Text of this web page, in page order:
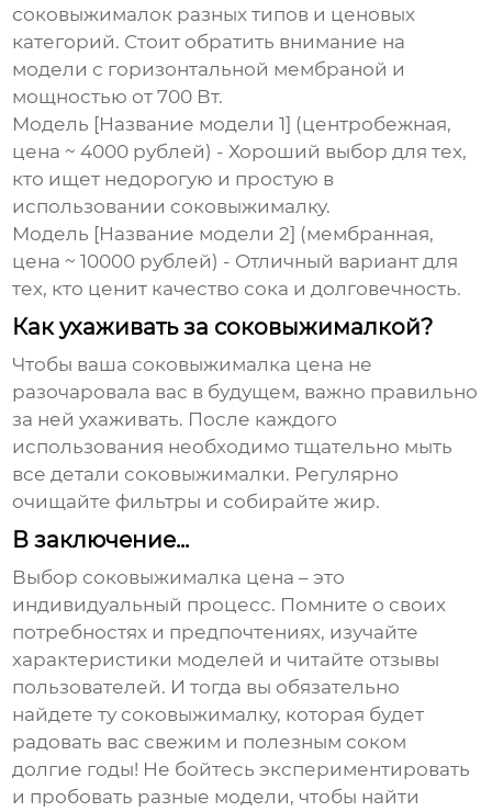
соковыжималок разных типов и ценовых
категорий. Стоит обратить внимание на
модели с горизонтальной мембраной и
мощностью от 700 Вт.
Модель [Название модели 1] (центробежная,
цена ~ 4000 рублей) - Хороший выбор для тех,
кто ищет недорогую и простую в
использовании соковыжималку.
Модель [Название модели 2] (мембранная,
цена ~ 10000 рублей) - Отличный вариант для
тех, кто ценит качество сока и долговечность.
Как ухаживать за соковыжималкой?
Чтобы ваша соковыжималка цена не
разочаровала вас в будущем, важно правильно
за ней ухаживать. После каждого
использования необходимо тщательно мыть
все детали соковыжималки. Регулярно
очищайте фильтры и собирайте жир.
В заключение...
Выбор соковыжималка цена – это
индивидуальный процесс. Помните о своих
потребностях и предпочтениях, изучайте
характеристики моделей и читайте отзывы
пользователей. И тогда вы обязательно
найдете ту соковыжималку, которая будет
радовать вас свежим и полезным соком
долгие годы! Не бойтесь экспериментировать
и пробовать разные модели, чтобы найти